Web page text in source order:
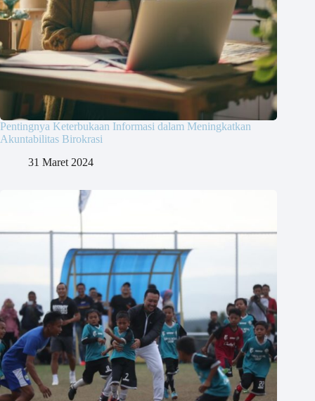
Pentingnya Keterbukaan Informasi dalam Meningkatkan
Akuntabilitas Birokrasi
31 Maret 2024